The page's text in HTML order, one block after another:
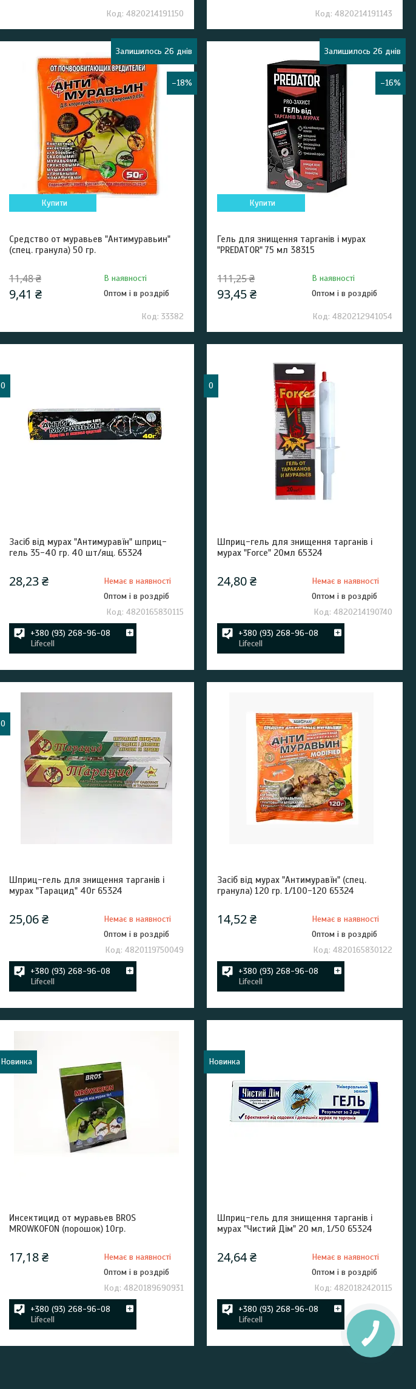
4820214191150 4820214191143
–18%
Залишилось 26 днів
Купити
Средство от муравьев "Антимуравьин"
(спец. гранула) 50 гр.
11,48 ₴
9,41 ₴
В наявності
Оптом і в роздріб
33382
–16%
Залишилось 26 днів
Купити
Гель для знищення тарганів і мурах
"PREDATOR" 75 мл 38315
111,25 ₴
93,45 ₴
В наявності
Оптом і в роздріб
4820212941054
0
Засіб від мурах "Антимуравїн" шприц-
гель 35-40 гр. 40 шт/ящ. 65324
28,23 ₴
Немає в наявності
Оптом і в роздріб
4820165830115
+380 (93) 268-96-08
Lifecell
0
Шприц-гель для знищення тарганів і
мурах "Force" 20мл 65324
24,80 ₴
Немає в наявності
Оптом і в роздріб
4820214190740
+380 (93) 268-96-08
Lifecell
0
Шприц-гель для знищення тарганів і
мурах "Тарацид" 40г 65324
25,06 ₴
Немає в наявності
Оптом і в роздріб
4820119750049
+380 (93) 268-96-08
Lifecell
Засіб від мурах "Антимуравїн" (спец.
гранула) 120 гр. 1/100-120 65324
14,52 ₴
Немає в наявності
Оптом і в роздріб
4820165830122
+380 (93) 268-96-08
Lifecell
Новинка
Инсектицид от муравьев BROS
MROWKOFON (порошок) 10гр.
17,18 ₴
Немає в наявності
Оптом і в роздріб
4820189690931
+380 (93) 268-96-08
Lifecell
Новинка
Шприц-гель для знищення тарганів і
мурах "Чистий Дім" 20 мл, 1/50 65324
24,64 ₴
Немає в наявності
Оптом і в роздріб
4820182420115
+380 (93) 268-96-08
Lifecell